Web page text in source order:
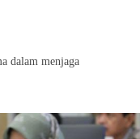
dalam menjaga